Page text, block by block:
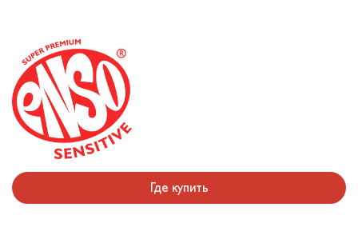
Где купить